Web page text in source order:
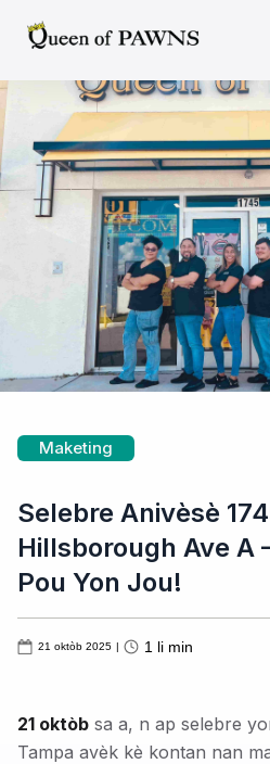
Maketing
Selebre Anivèsè
Hillsborough Ave A
Pou Yon Jou!
21 oktòb 2025 | 1 li min
21 oktòb sa a, n ap selebre
Tampa avèk kè kontan nan